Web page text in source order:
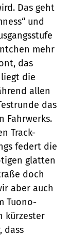
Das geht
und
mehr
das
die
allen
das
Fahrwerks.
Track-
federt die
glatten
doch
aber auch
Tuono-
kürzester
dass